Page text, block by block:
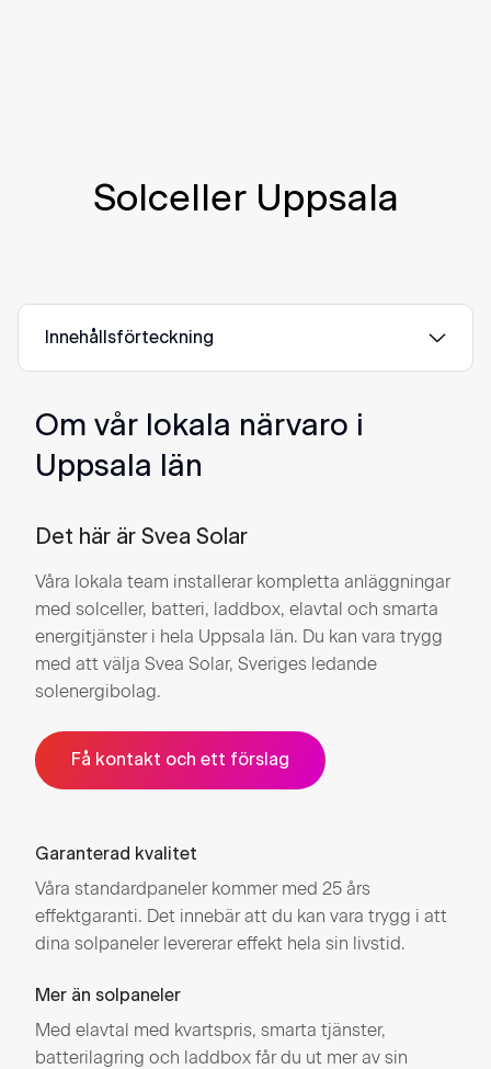
Solceller Uppsala
Innehållsförteckning
Om vår lokala närvaro i
Uppsala län
Det här är Svea Solar
Våra lokala team installerar kompletta anläggningar
med solceller, batteri, laddbox, elavtal och smarta
energitjänster i hela Uppsala län. Du kan vara trygg
med att välja Svea Solar, Sveriges ledande
solenergibolag.
Få kontakt och ett förslag
Garanterad kvalitet
Våra standardpaneler kommer med 25 års
effektgaranti. Det innebär att du kan vara trygg i att
dina solpaneler levererar effekt hela sin livstid.
Mer än solpaneler
Med elavtal med kvartspris, smarta tjänster,
batterilagring och laddbox får du ut mer av sin